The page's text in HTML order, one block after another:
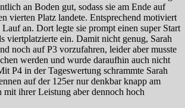
an Boden gut, sodass sie am Ende auf
vierten Platz landete. Entsprechend motiviert
an. Dort legte sie prompt einen super Start
viertplatzierte ein. Damit nicht genug, Sarah
noch auf P3 vorzufahren, leider aber musste
werden und wurde daraufhin auch nicht
P4 in der Tageswertung schrammte Sarah
auf der 125er nur denkbar knapp am
ihrer Leistung aber dennoch hoch